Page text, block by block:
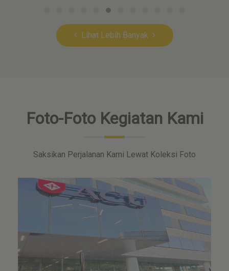
Lihat Lebih Banyak
Foto-Foto Kegiatan Kami
Saksikan Perjalanan Kami Lewat Koleksi Foto